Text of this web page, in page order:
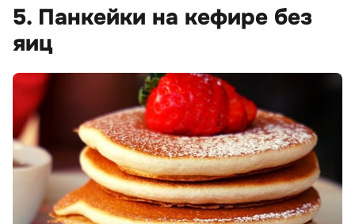
5. Панкейки на кефире без
яиц